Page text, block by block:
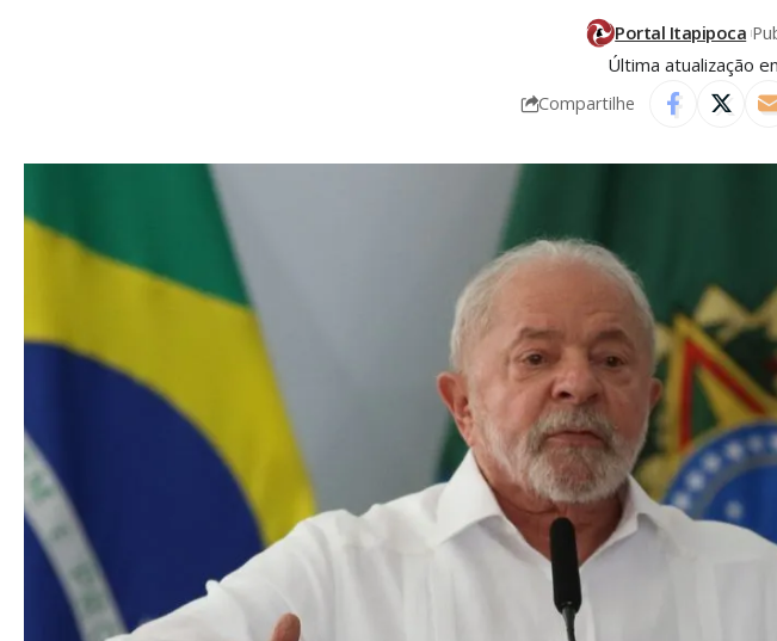
Última atualização
Portal Itapipoca
Compartilhe